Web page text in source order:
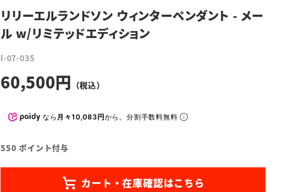
リリーエルランドソン ウィンターペンダント - メー
ル w/リミテッドエディション
l-07-035
60,500
なら 月々10,083円から。分割手数料無料
550 ポイント付与